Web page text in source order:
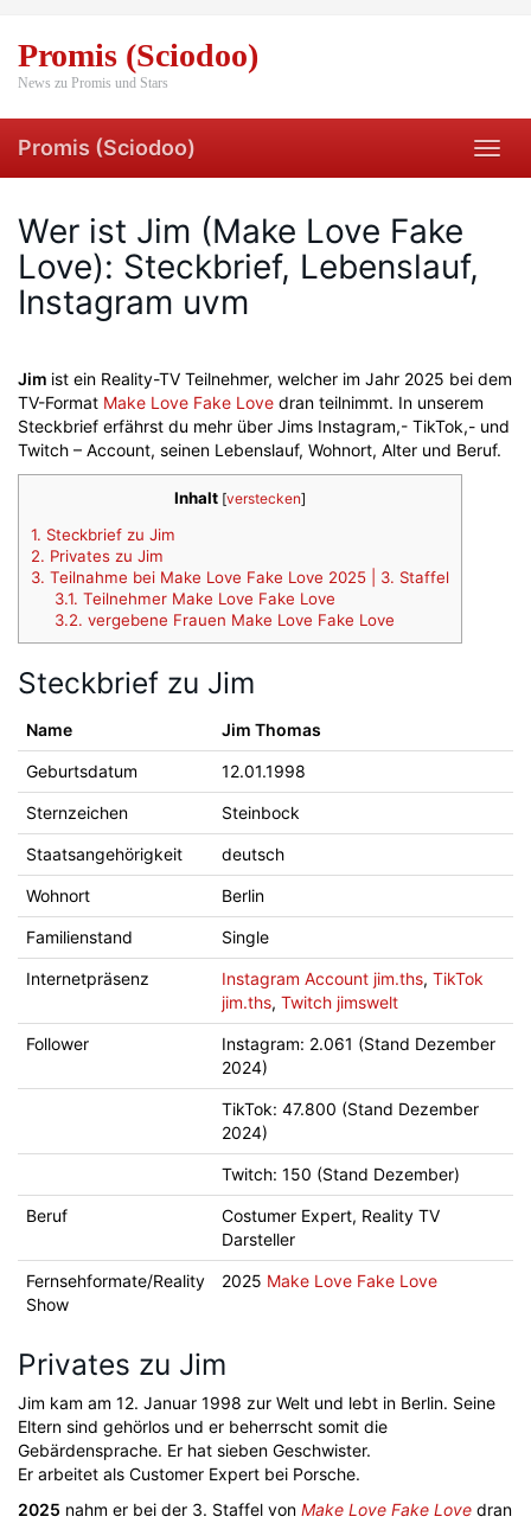
main
content
Promis (Sciodoo)
News zu Promis und Stars
Promis (Sciodoo)
Wer ist Jim (Make Love Fake
Love): Steckbrief, Lebenslauf,
Instagram uvm
Jim ist ein Reality-TV Teilnehmer, welcher im Jahr 2025 bei dem
TV-Format Make Love Fake Love dran teilnimmt. In unserem
Steckbrief erfährst du mehr über Jims Instagram,- TikTok,- und
Twitch – Account, seinen Lebenslauf, Wohnort, Alter und Beruf.
Inhalt [verstecken]
1. Steckbrief zu Jim
2. Privates zu Jim
3. Teilnahme bei Make Love Fake Love 2025 | 3. Staffel
3.1. Teilnehmer Make Love Fake Love
3.2. vergebene Frauen Make Love Fake Love
Steckbrief zu Jim
Name Jim Thomas
Geburtsdatum 12.01.1998
Sternzeichen Steinbock
Staatsangehörigkeit deutsch
Wohnort Berlin
Familienstand Single
Internetpräsenz Instagram Account jim.ths, TikTok
jim.ths, Twitch jimswelt
Follower
Instagram: 2.061 (Stand Dezember
2024)
TikTok: 47.800 (Stand Dezember
2024)
Twitch: 150 (Stand Dezember)
Beruf
Costumer Expert, Reality TV
Darsteller
Fernsehformate/Reality
Show
2025 Make Love Fake Love
Privates zu Jim
Jim kam am 12. Januar 1998 zur Welt und lebt in Berlin. Seine
Eltern sind gehörlos und er beherrscht somit die
Gebärdensprache. Er hat sieben Geschwister.
Er arbeitet als Customer Expert bei Porsche.
2025 nahm er bei der 3. Staffel von Make Love Fake Love dran